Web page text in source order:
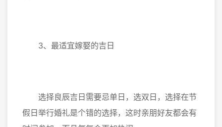
3、最适宜嫁娶的吉日
选择良辰吉日需要忌单日，选双日，选择在节
假日举行婚礼是个错的选择，这时亲朋好友都会有